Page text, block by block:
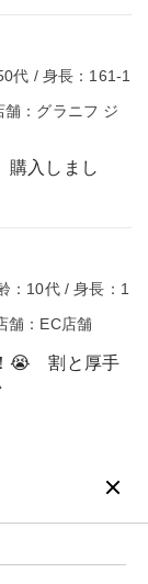
代 / 身長：161-1
：グラニフ ジ
購入しまし
：10代 / 身長：1
舗：EC店舗
😭 割と厚手